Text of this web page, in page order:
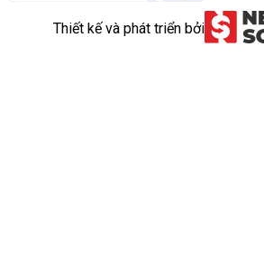
Thiết kế và phát triển bởi